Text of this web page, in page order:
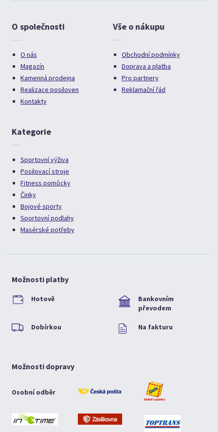
O společnosti
O nás
Magazín
Kamenná prodejna
Realizace posiloven
Kontakty
Vše o nákupu
Obchodní podmínky
Doprava a platba
Pro partnery
Reklamační řád
Kategorie
Sportovní výživa
Posilovací stroje
Fitness pomůcky
Činky
Bojové sporty
Sportovní podlahy
Masérské potřeby
Možnosti platby
Hotově
Bankovním
převodem
Dobírkou Na fakturu
Možnosti dopravy
Osobní odběr